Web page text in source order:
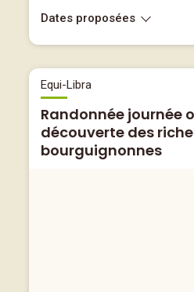
Dates proposées
Equi-Libra
Randonnée journée
découverte des
bourguignonnes